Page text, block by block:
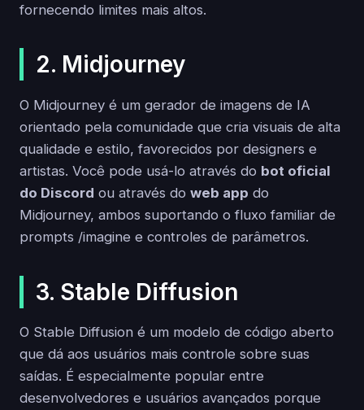
fornecendo limites mais altos.
2. Midjourney
O Midjourney é um gerador de imagens de IA
orientado pela comunidade que cria visuais de alta
qualidade e estilo, favorecidos por designers e
artistas. Você pode usá-lo através do bot oficial
do Discord ou através do web app do
Midjourney, ambos suportando o fluxo familiar de
prompts /imagine e controles de parâmetros.
3. Stable Diffusion
O Stable Diffusion é um modelo de código aberto
que dá aos usuários mais controle sobre suas
saídas. É especialmente popular entre
desenvolvedores e usuários avançados porque